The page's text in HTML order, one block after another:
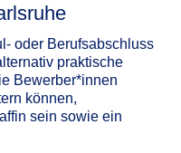
oder Berufsabschluss
praktische
Bewerber*innen
können,
sein sowie ein